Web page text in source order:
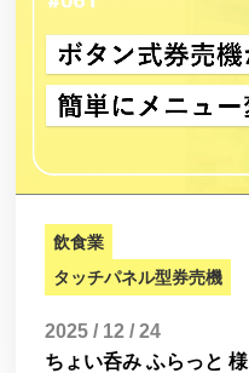
飲食業
タッチパネル型券売機
2025 / 12 / 24
ちょい呑み ふらっと 様